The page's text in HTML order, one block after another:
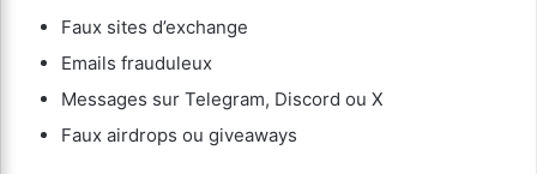
Faux sites d’exchange
Emails frauduleux
Messages sur Telegram, Discord ou X
Faux airdrops ou giveaways